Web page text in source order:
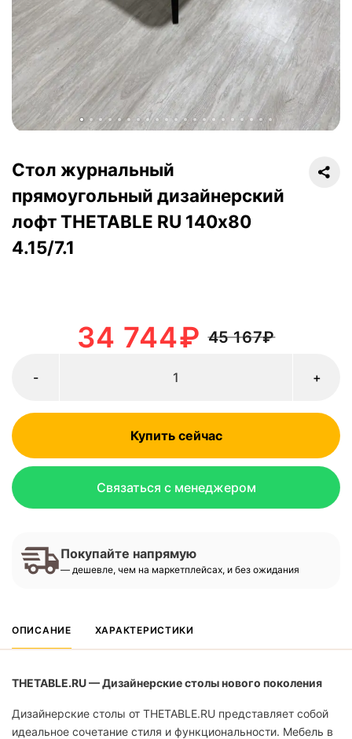
Стол журнальный
прямоугольный дизайнерский
лофт THETABLE RU 140х80
4.15/7.1
45 167₽
34 744₽
+
-
Купить сейчас
Связаться с менеджером
Покупайте напрямую
— дешевле, чем на маркетплейсах, и без ожидания
ОПИСАНИЕ ХАРАКТЕРИСТИКИ
THETABLE.RU — Дизайнерские столы нового поколения
Дизайнерские столы от THETABLE.RU представляет собой
идеальное сочетание стиля и функциональности. Мебель в